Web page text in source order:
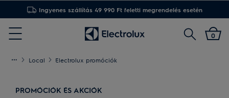
Ingyenes visszaküldés 20 napon belül
Menu
Keresés0
Local Electrolux promóciók
PROMÓCIÓK ÉS AKCIÓK